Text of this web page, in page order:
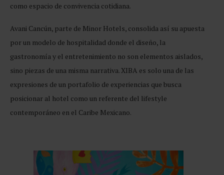
como espacio de convivencia cotidiana.
Avani Cancún, parte de Minor Hotels, consolida así su apuesta
por un modelo de hospitalidad donde el diseño, la
gastronomía y el entretenimiento no son elementos aislados,
sino piezas de una misma narrativa. XIBA es solo una de las
expresiones de un portafolio de experiencias que busca
posicionar al hotel como un referente del lifestyle
contemporáneo en el Caribe Mexicano.